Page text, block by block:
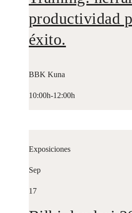
productividad
éxito.
BBK Kuna
10:00h-12:00h
Exposiciones
Sep
17